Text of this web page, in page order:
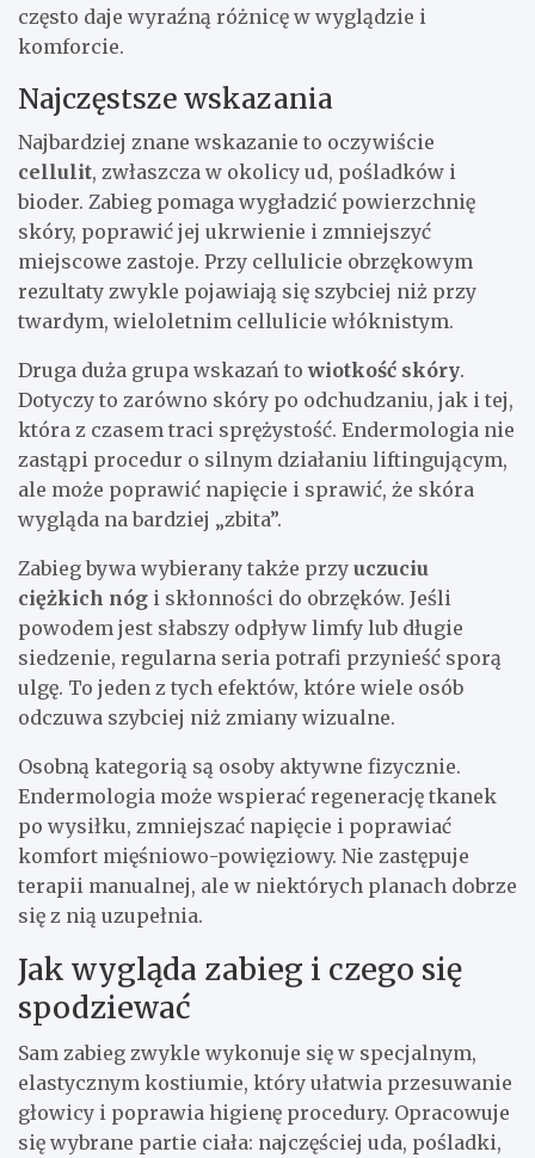
często daje wyraźną różnicę w wyglądzie i
komforcie.
Najczęstsze wskazania
Najbardziej znane wskazanie to oczywiście
cellulit, zwłaszcza w okolicy ud, pośladków i
bioder. Zabieg pomaga wygładzić powierzchnię
skóry, poprawić jej ukrwienie i zmniejszyć
miejscowe zastoje. Przy cellulicie obrzękowym
rezultaty zwykle pojawiają się szybciej niż przy
twardym, wieloletnim cellulicie włóknistym.
Druga duża grupa wskazań towiotkość skóry.
Dotyczy to zarówno skóry po odchudzaniu, jak i tej,
która z czasem traci sprężystość. Endermologia nie
zastąpi procedur o silnym działaniu liftingującym,
ale może poprawić napięcie i sprawić, że skóra
wygląda na bardziej „zbita”.
Zabieg bywa wybierany także przy uczuciu
ciężkich nóg i skłonności do obrzęków. Jeśli
powodem jest słabszy odpływ limfy lub długie
siedzenie, regularna seria potrafi przynieść sporą
ulgę. To jeden z tych efektów, które wiele osób
odczuwa szybciej niż zmiany wizualne.
Osobną kategorią są osoby aktywne fizycznie.
Endermologia może wspierać regenerację tkanek
po wysiłku, zmniejszać napięcie i poprawiać
komfort mięśniowo-powięziowy. Nie zastępuje
terapii manualnej, ale w niektórych planach dobrze
się z nią uzupełnia.
Jak wygląda zabieg i czego się
spodziewać
Sam zabieg zwykle wykonuje się w specjalnym,
elastycznym kostiumie, który ułatwia przesuwanie
głowicy i poprawia higienę procedury. Opracowuje
się wybrane partie ciała: najczęściej uda, pośladki,